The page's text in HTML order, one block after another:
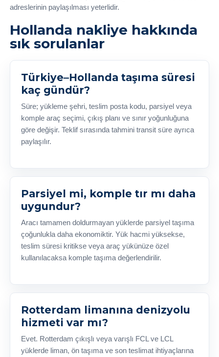
adreslerinin paylaşılması yeterlidir.
Hollanda nakliye hakkında
sık sorulanlar
Türkiye–Hollanda taşıma süresi
kaç gündür?
Süre; yükleme şehri, teslim posta kodu, parsiyel veya
komple araç seçimi, çıkış planı ve sınır yoğunluğuna
göre değişir. Teklif sırasında tahmini transit süre ayrıca
paylaşılır.
Parsiyel mi, komple tır mı daha
uygundur?
Aracı tamamen doldurmayan yüklerde parsiyel taşıma
çoğunlukla daha ekonomiktir. Yük hacmi yüksekse,
teslim süresi kritikse veya araç yükünüze özel
kullanılacaksa komple taşıma değerlendirilir.
Rotterdam limanına denizyolu
hizmeti var mı?
Evet. Rotterdam çıkışlı veya varışlı FCL ve LCL
yüklerde liman, ön taşıma ve son teslimat ihtiyaçlarına